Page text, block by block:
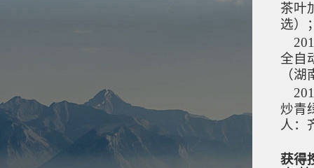
茶叶
选）
全自
（
炒青
人：
获得